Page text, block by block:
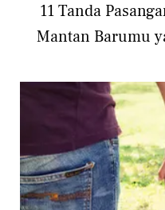
11 Tanda
Mantan Barumu